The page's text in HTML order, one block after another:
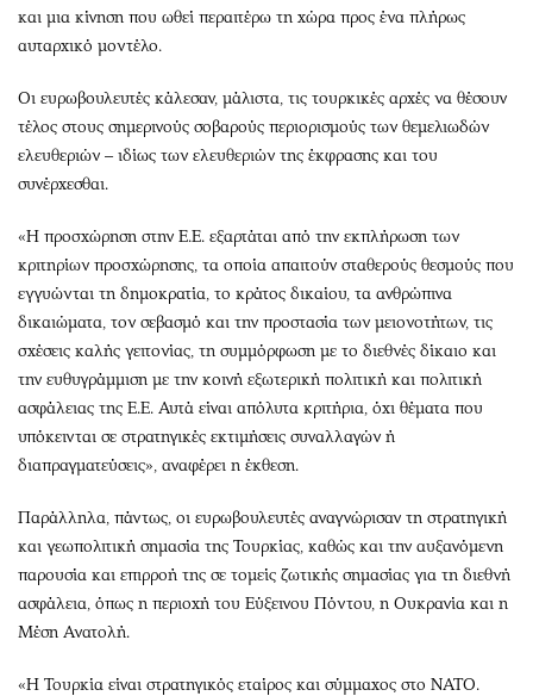
και μια κίνηση που ωθεί περαιτέρω τη χώρα προς ένα πλήρως
αυταρχικό μοντέλο.
Οι ευρωβουλευτές κάλεσαν, μάλιστα, τις τουρκικές αρχές να θέσουν
τέλος στους σημερινούς σοβαρούς περιορισμούς των θεμελιωδών
ελευθεριών – ιδίως των ελευθεριών της έκφρασης και του
συνέρχεσθαι.
«Η προσχώρηση στην Ε.Ε. εξαρτάται από την εκπλήρωση των
κριτηρίων προσχώρησης, τα οποία απαιτούν σταθερούς θεσμούς που
εγγυώνται τη δημοκρατία, το κράτος δικαίου, τα ανθρώπινα
δικαιώματα, τον σεβασμό και την προστασία των μειονοτήτων, τις
σχέσεις καλής γειτονίας, τη συμμόρφωση με το διεθνές δίκαιο και
την ευθυγράμμιση με την κοινή εξωτερική πολιτική και πολιτική
ασφάλειας της Ε.Ε. Αυτά είναι απόλυτα κριτήρια, όχι θέματα που
υπόκεινται σε στρατηγικές εκτιμήσεις συναλλαγών ή
διαπραγματεύσεις», αναφέρει η έκθεση.
Παράλληλα, πάντως, οι ευρωβουλευτές αναγνώρισαν τη στρατηγική
και γεωπολιτική σημασία της Τουρκίας, καθώς και την αυξανόμενη
παρουσία και επιρροή της σε τομείς ζωτικής σημασίας για τη διεθνή
ασφάλεια, όπως η περιοχή του Εύξεινου Πόντου, η Ουκρανία και η
Μέση Ανατολή.
«Η Τουρκία είναι στρατηγικός εταίρος και σύμμαχος στο ΝΑΤΟ.